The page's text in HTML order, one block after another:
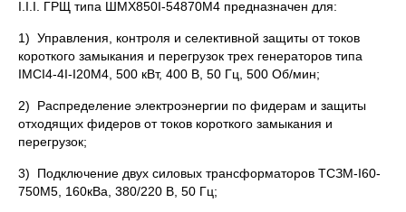
I.I.I. ГРЩ типа ШМХ850I-54870М4 предназначен для:
1) Управления, контроля и селективной защиты от токов
короткого замыкания и перегрузок трех генераторов типа
IMCI4-4I-I20M4, 500 кВт, 400 В, 50 Гц, 500 Об/мин;
2) Распределение электроэнергии по фидерам и защиты
отходящих фидеров от токов короткого замыкания и
перегрузок;
3) Подключение двух силовых трансформаторов ТСЗМ-I60-
750M5, 160кВа, 380/220 В, 50 Гц;